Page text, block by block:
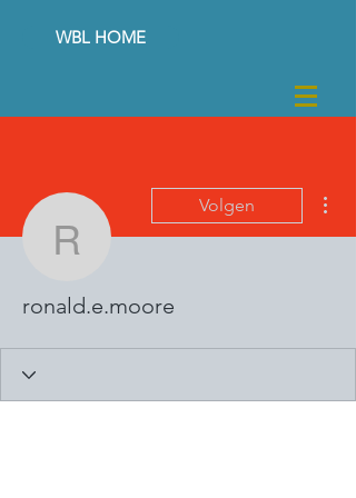
WBL HOME
ronald.e.moore
Volgen
ronald.e.moore